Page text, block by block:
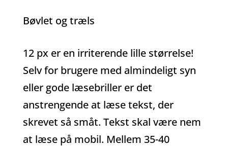
Bøvlet og træls
12 px er en irriterende lille størrelse!
Selv for brugere med almindeligt syn
eller gode læsebriller er det
anstrengende at læse tekst, der
skrevet så småt. Tekst skal være nem
at læse på mobil. Mellem 35-40